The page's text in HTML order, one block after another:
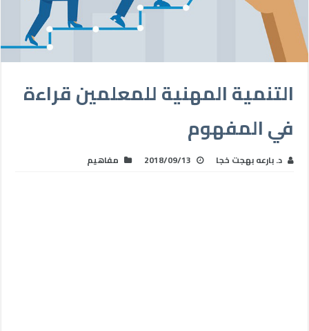
التنمية المهنية للمعلمين قراءة
في المفهوم
د. بارعه بهجت خجا 2018/09/13 مفاهيم